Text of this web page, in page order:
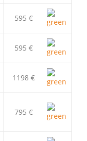
595 €
595 €
1198 €
795 €